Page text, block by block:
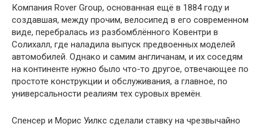
Компания Rover Group, основанная ещё в 1884 году и
создавшая, между прочим, велосипед в его современном
виде, перебралась из разбомблённого Ковентри в
Солихалл, где наладила выпуск предвоенных моделей
автомобилей. Однако и самим англичанам, и их соседям
на континенте нужно было что-то другое, отвечающее по
простоте конструкции и обслуживания, а главное, по
универсальности реалиям тех суровых времён.
Спенсер и Морис Уилкс сделали ставку на чрезвычайно